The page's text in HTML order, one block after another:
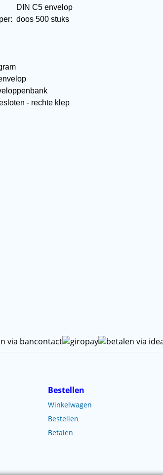
DIN C5 envelop
doos 500 stuks
- rechte klep
Bestellen
Winkelwagen
Bestellen
Betalen